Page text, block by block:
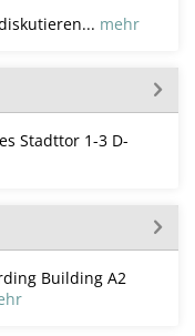
mehr
Stadttor 1-3 D-
Building A2